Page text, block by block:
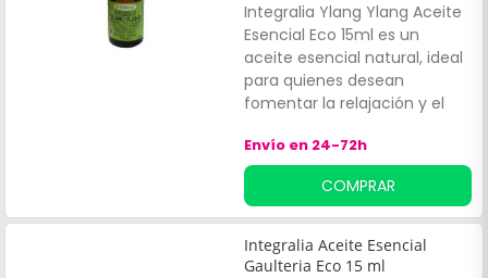
Integralia Ylang Ylang Aceite
Esencial Eco 15ml es un
aceite esencial natural, ideal
para quienes desean
fomentar la relajación y el
fórmula ecológica y 100%
pura lo convierte en una
opción destacada para la
aromaterapia, creando
ambientes calmantes.
Envío en 24-72h
COMPRAR
Integralia Aceite Esencial
Gaulteria Eco 15 ml